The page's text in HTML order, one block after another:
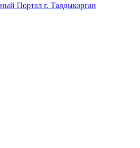
Портал г. Талдыкорган